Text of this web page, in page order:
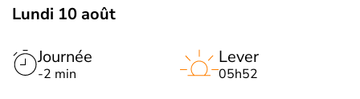
Lundi 10 août
Journée
-2 min
Lever
05h52